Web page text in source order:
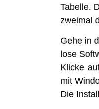
Tabel­le.
zwei­mal
Gehe in
lo­se
Kli­cke
mit
Die